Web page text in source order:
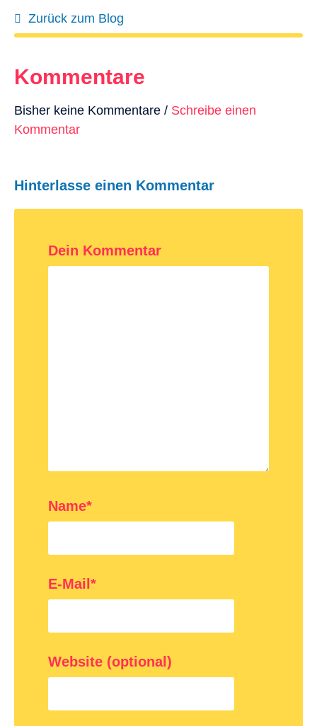
Zurück zum Blog
Kommentare
Bisher keine Kommentare / Schreibe einen
Kommentar
Hinterlasse einen Kommentar
Dein Kommentar
Name*
E-Mail*
Website (optional)